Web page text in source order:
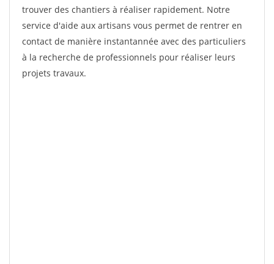
trouver des chantiers à réaliser rapidement. Notre
service d'aide aux artisans vous permet de rentrer en
contact de manière instantannée avec des particuliers
à la recherche de professionnels pour réaliser leurs
projets travaux.